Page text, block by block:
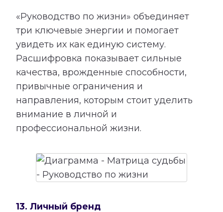
«Руководство по жизни» объединяет
три ключевые энергии и помогает
увидеть их как единую систему.
Расшифровка показывает сильные
качества, врожденные способности,
привычные ограничения и
направления, которым стоит уделить
внимание в личной и
профессиональной жизни.
13. Личный бренд